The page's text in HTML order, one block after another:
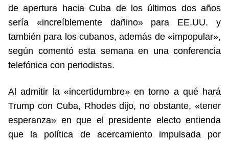
de apertura hacia Cuba de los últimos dos años
sería «increíblemente dañino» para EE.UU. y
también para los cubanos, además de «impopular»,
según comentó esta semana en una conferencia
telefónica con periodistas.
Al admitir la «incertidumbre» en torno a qué hará
Trump con Cuba, Rhodes dijo, no obstante, «tener
esperanza» en que el presidente electo entienda
que la política de acercamiento impulsada por